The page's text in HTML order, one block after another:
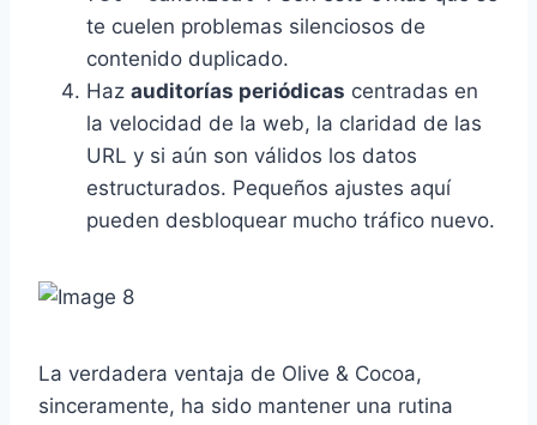
te cuelen problemas silenciosos de
contenido duplicado.
Haz auditorías periódicas centradas en
la velocidad de la web, la claridad de las
URL y si aún son válidos los datos
estructurados. Pequeños ajustes aquí
pueden desbloquear mucho tráfico nuevo.
La verdadera ventaja de Olive & Cocoa,
sinceramente, ha sido mantener una rutina